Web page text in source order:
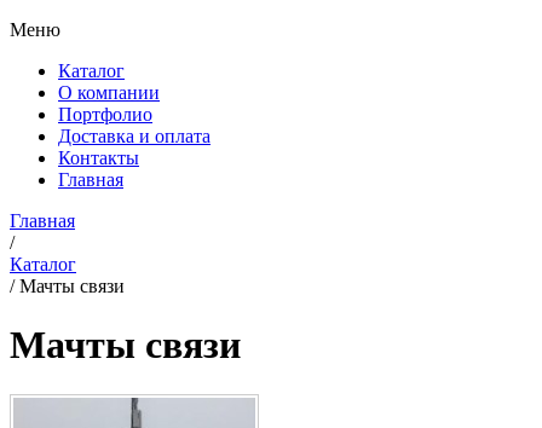
Меню
Каталог
О компании
Портфолио
Доставка и оплата
Контакты
Главная
Главная
/
Каталог
/Мачты связи
Мачты связи